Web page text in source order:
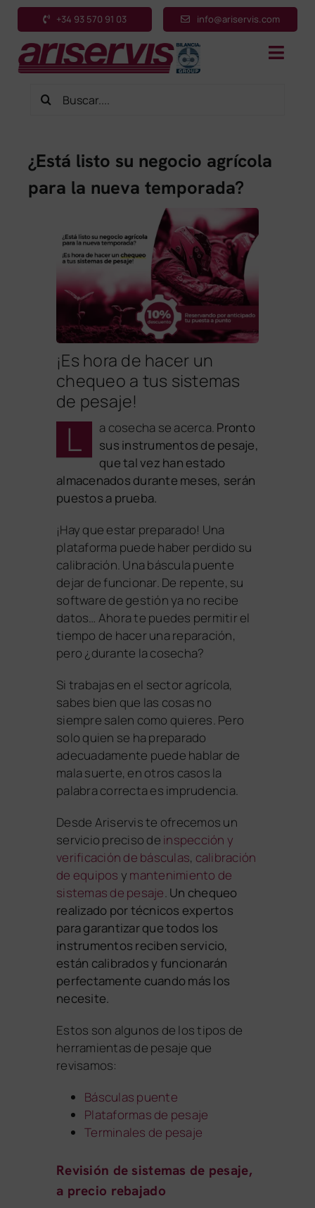
Saltar
contenido
+34 93 570 91 03 info@ariservis.com
Inicio
Sectores
Aplicaciones
Sobre nosotros
Contacto
Buscar:
¿Está listo su negocio agrícola
para la nueva temporada?
¡Es hora de hacer un
chequeo a tus sistemas
de pesaje!
L a cosecha se acerca. Pronto
sus instrumentos de pesaje,
que tal vez han estado
almacenados durante meses, serán
puestos a prueba.
¡Hay que estar preparado! Una
plataforma puede haber perdido su
calibración. Una báscula puente
dejar de funcionar. De repente, su
software de gestión ya no recibe
datos… Ahora te puedes permitir el
tiempo de hacer una reparación,
pero ¿durante la cosecha?
Si trabajas en el sector agrícola,
sabes bien que las cosas no
siempre salen como quieres. Pero
solo quien se ha preparado
adecuadamente puede hablar de
mala suerte, en otros casos la
palabra correcta es imprudencia.
Desde Ariservis te ofrecemos un
servicio preciso de inspección y
verificación de básculas, calibración
de equipos y mantenimiento de
sistemas de pesaje. Un chequeo
realizado por técnicos expertos
para garantizar que todos los
instrumentos reciben servicio,
están calibrados y funcionarán
perfectamente cuando más los
necesite.
Estos son algunos de los tipos de
herramientas de pesaje que
revisamos:
Básculas puente
Plataformas de pesaje
Terminales de pesaje
Revisión de sistemas de pesaje,
a precio rebajado